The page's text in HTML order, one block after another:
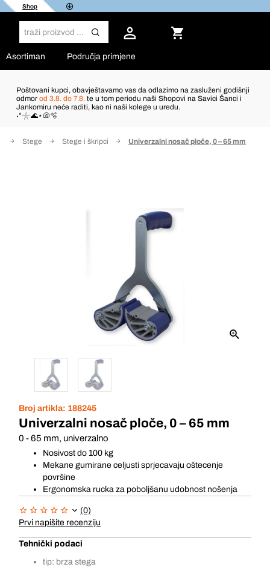
Shop
Asortiman Područja primjene
Poštovani kupci, obavještavamo vas da odlazimo na zasluženi godišnji
odmor od 3.8. do 7.8. te u tom periodu naši Shopovi na Savici Šanci i
Jankomiru neće raditi, kao ni naši kolege u uredu.
˖°𓇼🌊⋆🐚🫧
Stege Stege i škripci Univerzalni nosač ploče, 0 – 65 mm
Broj artikla: 188245
Univerzalni nosač ploče, 0 – 65 mm
0 - 65 mm, univerzalno
Nosivost do 100 kg
Mekane gumirane celjusti sprjecavaju oštecenje
površine
Ergonomska rucka za poboljšanu udobnost nošenja
(0)
Prvi napišite recenziju
Tehnički podaci
tip: brza stega